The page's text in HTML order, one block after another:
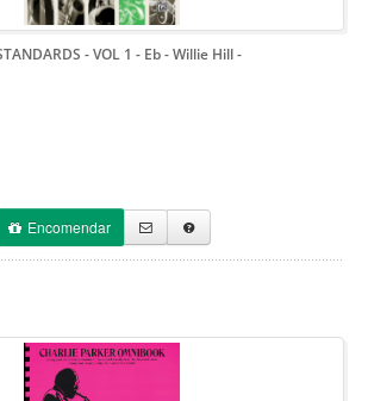
- VOL 1 - Eb - Willie Hill-
Encomendar